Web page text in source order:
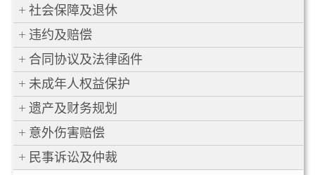
社会保障及退休
违约及赔偿
合同协议及法律函件
未成年人权益保护
遗产及财务规划
意外伤害赔偿
民事诉讼及仲裁